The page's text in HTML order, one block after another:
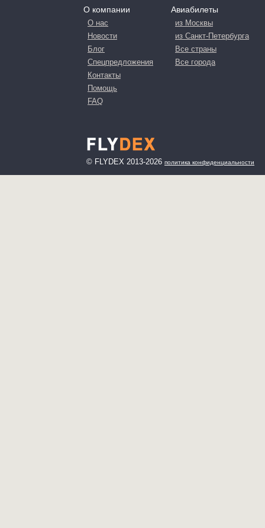
О компании
О нас
Новости
Блог
Спецпредложения
Контакты
Помощь
FAQ
Авиабилеты
из Москвы
из Санкт-Петербурга
Все страны
Все города
© FLYDEX 2013-2026 политика конфиденциальности